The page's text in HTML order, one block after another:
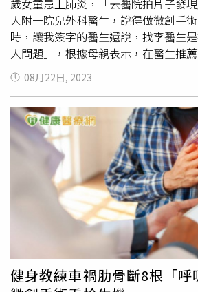
會，如果在術後用化學輔助治療仍有
若合併使用標靶或免疫藥物，復發機
差距非常大。不過，該怎麼選擇合適
表示，病人應多與主治醫師討論，並
標記檢測，依各別的狀況擬定治療計
因檢測發現基因突變有相對應的標靶
輔助治療；如果沒有基因突變，那選擇
比較大。輔助治療、定期追蹤 降低
助治療外，術後定期追蹤檢查也很重
份患者其實沒有任何症狀，而且通常
痛等症狀時，可能都已是較嚴重的肺
師表示，術後醫師會依不同期別安排
間，追蹤胸部電腦斷層、癌症CEA指
視復發風險，並依醫師建議定期追蹤
師討論後續治療方式。不過，王金洲
也可用免疫、標靶等治療，但輔助治
疾病的狀態下殺死殘餘癌細胞，而復
歲女童患上肺炎，「去醫院拍片子發
大附一院兒外科醫生，說得做微創手
時，讓我簽字的醫生還說，找李醫生
大問題」，根據母親表示，在醫生推
附一院為女兒做微創手術，「李醫生
授，他就每月一兩天在這家醫院，說
的微創專家，讓我們等他來做這個手
女童被推進手術室，由李醫生主刀，「
時到2個小時，就割到血管了。醫生
血管是脆的，結果傷口就變得更大，
控制，就打電話叫胸外科的醫生來輔
控，從微創轉開胸手術這個過程，他
「沒有醫生出來告訴我們，也沒有讓我
意書。到下午4點多手術結束，有一個
子手術中有出血，有割到血管，都不
送去兒科重症監護室觀察一兩天，就
了」。家屬認為醫院向家屬隱瞞手術
時我們家屬也沒意識到這麼嚴重嘛，
08月22日, 2023
健身教練車禍肋骨斷8根「